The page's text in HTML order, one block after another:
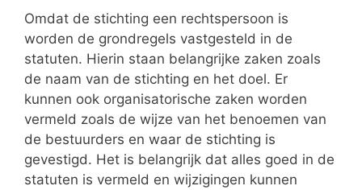
Omdat de stichting een rechtspersoon is
worden de grondregels vastgesteld in de
statuten. Hierin staan belangrijke zaken zoals
de naam van de stichting en het doel. Er
kunnen ook organisatorische zaken worden
vermeld zoals de wijze van het benoemen van
de bestuurders en waar de stichting is
gevestigd. Het is belangrijk dat alles goed in de
statuten is vermeld en wijzigingen kunnen